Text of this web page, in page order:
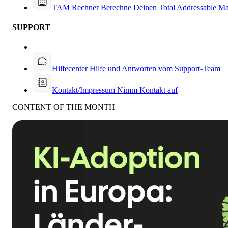
TAM RechnerBerechne Deinen Total Addressable
SUPPORT
HilfecenterHilfe und Antworten vom Support-Team
Kontakt/Impressum Nimm Kontakt auf
CONTENT OF THE MONTH